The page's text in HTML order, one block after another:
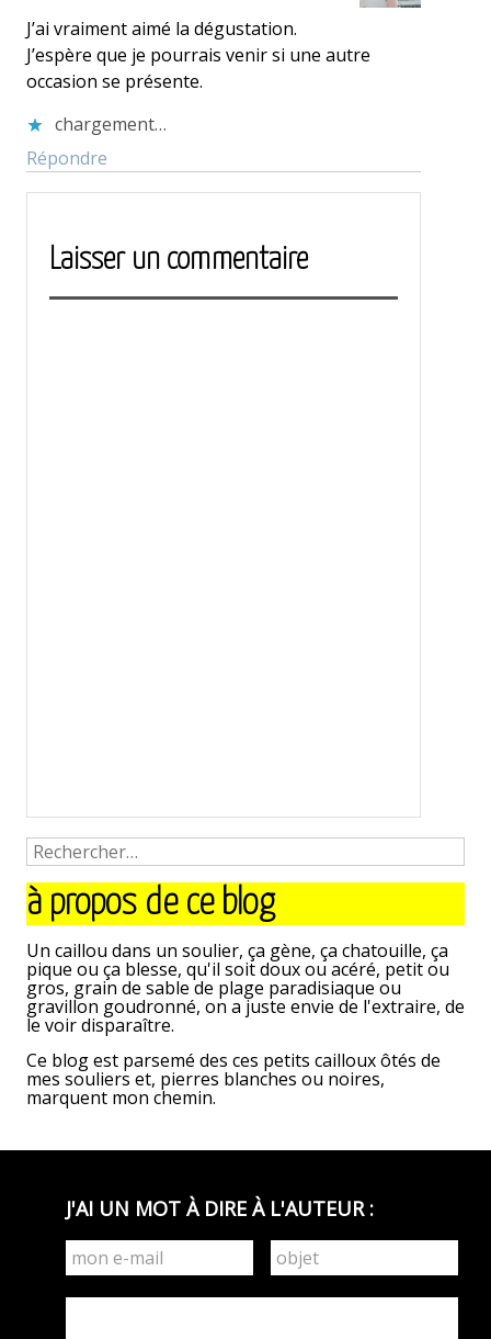
J’ai vraiment aimé la dégustation.
J’espère que je pourrais venir si une autre
occasion se présente.
chargement…
Répondre
Laisser un commentaire
<
précédent
à propos de ce blog
Un caillou dans un soulier, ça gène, ça chatouille, ça
pique ou ça blesse, qu'il soit doux ou acéré, petit ou
gros, grain de sable de plage paradisiaque ou
gravillon goudronné, on a juste envie de l'extraire, de
le voir disparaître.
Ce blog est parsemé des ces petits cailloux ôtés de
mes souliers et, pierres blanches ou noires,
marquent mon chemin.
J'AI UN MOT À DIRE À L'AUTEUR :